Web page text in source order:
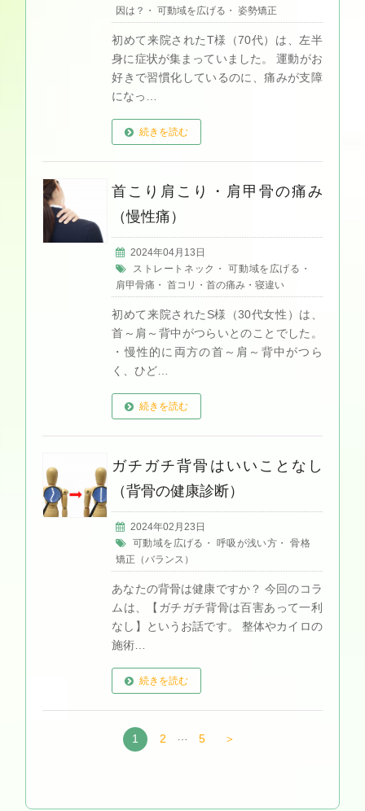
因は？ ・可動域を広げる ・姿勢矯正
初めて来院されたT様（70代）は、左半
身に症状が集まっていました。 運動がお
好きで習慣化しているのに、痛みが支障
になっ…
続きを読む
首こり肩こり・肩甲骨の痛み
（慢性痛）
2024年04月13日
ストレートネック ・可動域を広げる ・
肩甲骨痛 ・首コリ・首の痛み・寝違い
初めて来院されたS様（30代女性）は、
首～肩～背中がつらいとのことでした。
・慢性的に両方の首～肩～背中がつら
く、ひど…
続きを読む
ガチガチ背骨はいいことなし
（背骨の健康診断）
2024年02月23日
可動域を広げる ・ 呼吸が浅い方 ・骨格
矯正（バランス）
あなたの背骨は健康ですか？ 今回のコラ
ムは、【ガチガチ背骨は百害あって一利
なし】というお話です。 整体やカイロの
施術…
続きを読む
1 2 5 ＞